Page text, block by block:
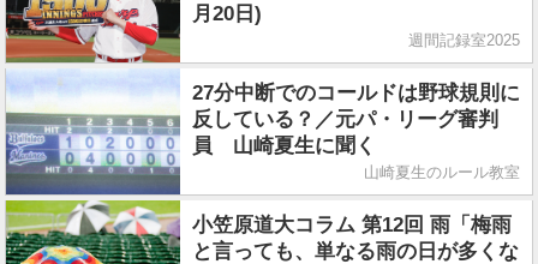
月20日)
週間記録室2025
27分中断でのコールドは野球規則に
反している？／元パ・リーグ審判
員 山崎夏生に聞く
山崎夏生のルール教室
小笠原道大コラム 第12回 雨「梅雨
と言っても、単なる雨の日が多くな